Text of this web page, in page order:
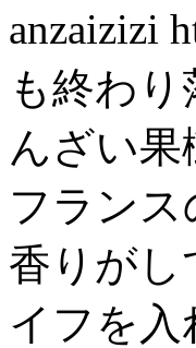
anzaizizi
も終わ
んざい
フラン
香りがし
イフを